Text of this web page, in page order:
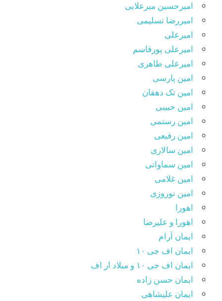
امیرحسین میرعلایی
امیررضا تسلیمی
امیرعلی
امیرعلی پورقاسم
امیرعلی طاهری
امین پارسی
امین تک دهقان
امین حبیبی
امین رستمی
امین رفیعی
امین سالاری
امین سماواتی
امین غلامی
امین نوروزی
اهورا
اهورا و علیرضا
ایمان آرام
ایمان اف جی ۱۰
ایمان اف جی ۱۰ و میلاد ار اف
ایمان حسن زاده
ایمان علیشاهی